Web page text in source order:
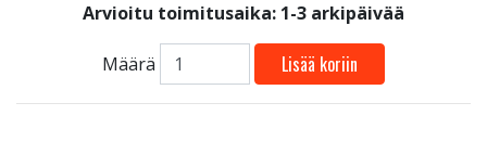
Arvioitu toimitusaika: 1-3 arkipäivää
Määrä Lisää koriin